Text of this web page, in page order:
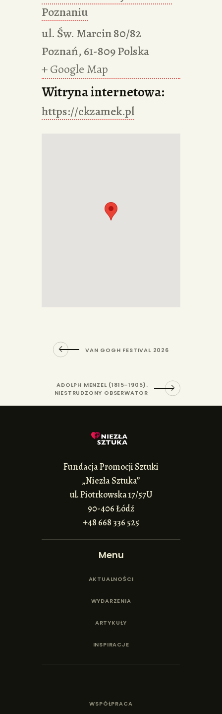
Poznaniu
ul. Św. Marcin 80/82
Poznań,61-809Polska
+ Google Map
Witryna internetowa:
https://ckzamek.pl
VAN GOGH FESTIVAL 2026
ADOLPH MENZEL (1815–1905).
NIESTRUDZONY OBSERWATOR
Fundacja Promocji Sztuki
„Niezła Sztuka”
ul. Piotrkowska 17/57U
90-406 Łódź
+48 668 336 525
Menu
AKTUALNOŚCI
WYDARZENIA
ARTYKUŁY
INSPIRACJE
WSPÓŁPRACA